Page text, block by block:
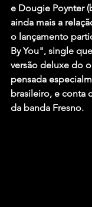
e Dougie Poynter
ainda mais a
o lançamento
By You", single
versão deluxe do
pensada
brasileiro, e conta
da banda Fresno.